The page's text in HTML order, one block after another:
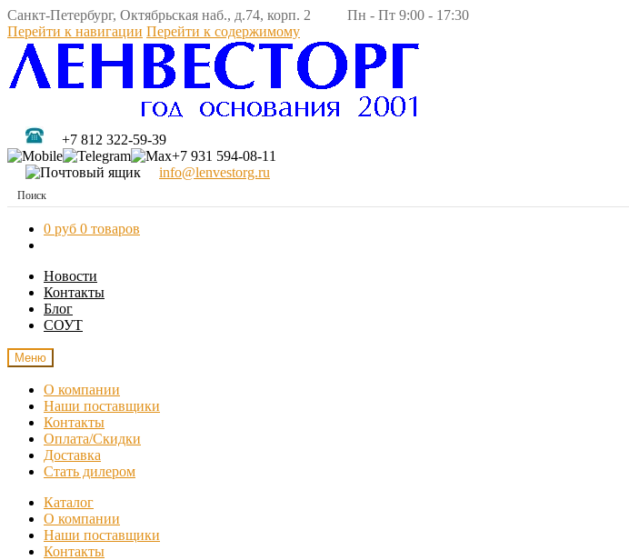
Санкт-Петербург, Октябрьская наб., д.74, корп. 2 Пн - Пт 9:00 - 17:30
Перейти к навигации Перейти к содержимому
+7 812 322-59-39
+7 931 594-08-11
info@lenvestorg.ru
0 руб 0 товаров
Новости
Контакты
Блог
СОУТ
Меню
О компании
Наши поставщики
Контакты
Оплата/Скидки
Доставка
Стать дилером
Каталог
О компании
Наши поставщики
Контакты